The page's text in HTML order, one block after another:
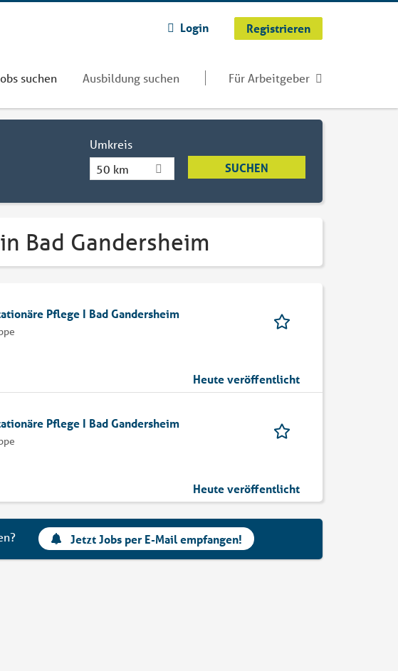
Login Registrieren
suchen Ausbildung suchen Für Arbeitgeber
Umkreis
50 km
Bad Gandersheim
Pflege I Bad Gandersheim
Heute veröffentlicht
Pflege I Bad Gandersheim
Heute veröffentlicht
Jetzt Jobs per E-Mail empfangen!